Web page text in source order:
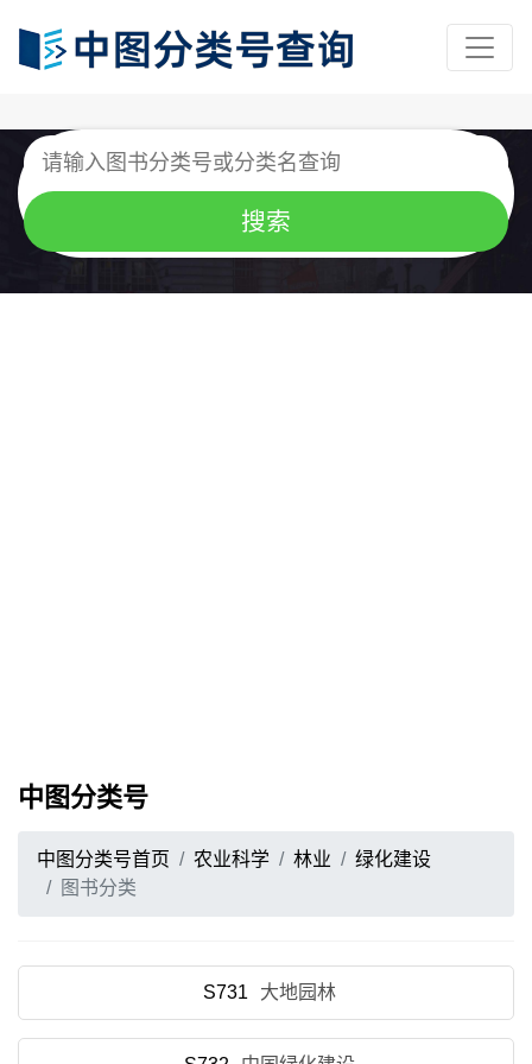
中图分类号
中图分类号首页 农业科学 林业
绿化建设
图书分类
S731 大地园林